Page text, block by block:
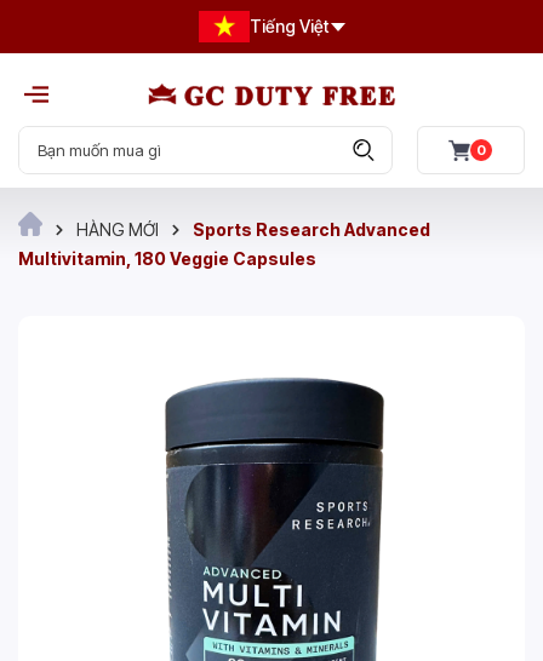
Tiếng Việt
0
HÀNG MỚI
Sports Research Advanced
Multivitamin, 180 Veggie Capsules